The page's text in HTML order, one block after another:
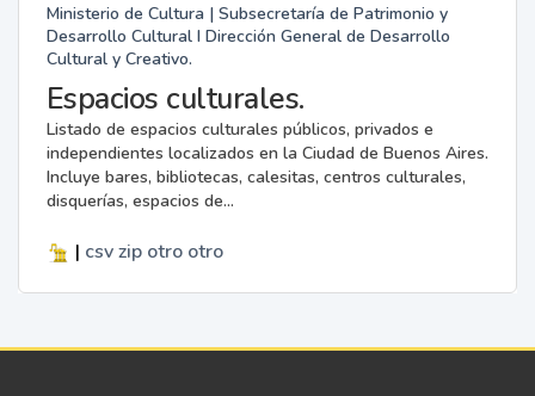
Ministerio de Cultura | Subsecretaría de Patrimonio y
Desarrollo Cultural I Dirección General de Desarrollo
Cultural y Creativo.
Espacios culturales.
Listado de espacios culturales públicos, privados e
independientes localizados en la Ciudad de Buenos Aires.
Incluye bares, bibliotecas, calesitas, centros culturales,
disquerías, espacios de...
| csv zip otro otro